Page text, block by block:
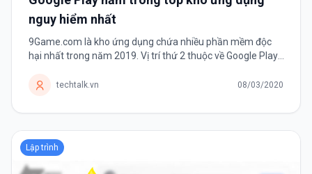
nguy hiểm nhất
9Game.com là kho ứng dụng chứa nhiều phần mềm độc
hại nhất trong năm 2019. Vị trí thứ 2 thuộc về Google Play.
năm 2019 của công ty...
techtalk.vn 08/03/2020
Lập trình